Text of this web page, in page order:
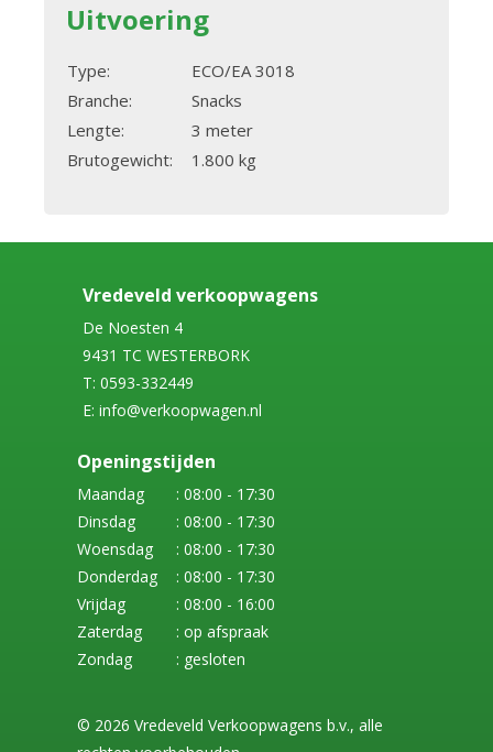
Uitvoering
Type:
ECO/EA 3018
Branche:
Snacks
Lengte:
3 meter
Brutogewicht:
1.800 kg
Vredeveld verkoopwagens
De Noesten 4
9431 TC WESTERBORK
T: 0593-332449
E: info@verkoopwagen.nl
Openingstijden
Maandag
: 08:00 - 17:30
Dinsdag
: 08:00 - 17:30
Woensdag
: 08:00 - 17:30
Donderdag
: 08:00 - 17:30
Vrijdag
: 08:00 - 16:00
Zaterdag
: op afspraak
Zondag
: gesloten
© 2026 Vredeveld Verkoopwagens b.v., alle